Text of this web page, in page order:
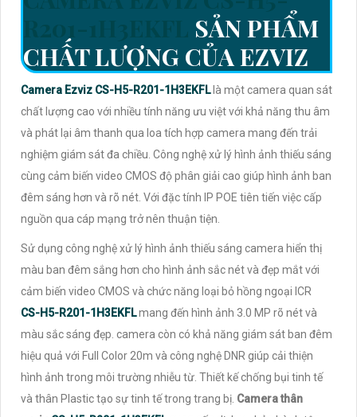
SẢN PHẨM
CHẤT LƯỢNG CỦA EZVIZ
Camera Ezviz CS-H5-R201-1H3EKFLlà một camera quan sát
chất lượng cao với nhiều tính năng ưu việt với khả năng thu âm
và phát lại âm thanh qua loa tích hợp camera mang đến trải
nghiệm giám sát đa chiều. Công nghệ xử lý hình ảnh thiếu sáng
cùng cảm biến video CMOS độ phân giải cao giúp hình ảnh ban
đêm sáng hơn và rõ nét. Với đặc tính IP POE tiên tiến việc cấp
nguồn qua cáp mạng trở nên thuận tiện.
Sử dụng công nghệ xử lý hình ảnh thiếu sáng camera hiển thị
màu ban đêm sắng hơn cho hình ảnh sắc nét và đẹp mắt với
cảm biến video CMOS và chức năng loại bỏ hồng ngoại ICR
CS-H5-R201-1H3EKFLmang đến hình ảnh 3.0 MP rõ nét và
màu sắc sáng đẹp. camera còn có khả năng giám sát ban đêm
hiệu quả với Full Color 20m và công nghệ DNR giúp cải thiện
hình ảnh trong môi trường nhiễu từ. Thiết kế chống bụi tinh tế
và thân Plastic tạo sự tinh tế trong trang bị. Camera thân